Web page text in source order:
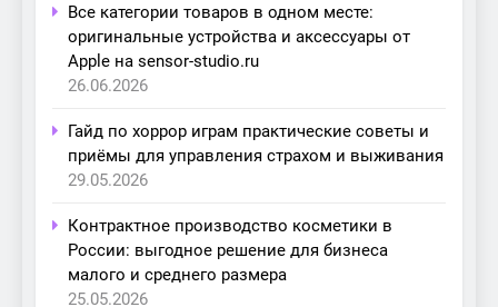
Все категории товаров в одном месте:
оригинальные устройства и аксессуары от
Apple на sensor-studio.ru
26.06.2026
Гайд по хоррор играм практические советы и
приёмы для управления страхом и выживания
29.05.2026
Контрактное производство косметики в
России: выгодное решение для бизнеса
малого и среднего размера
25.05.2026